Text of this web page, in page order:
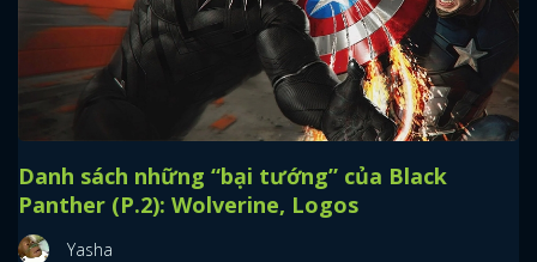
Danh sách những “bại tướng” của Black
Panther (P.2): Wolverine, Logos
Yasha